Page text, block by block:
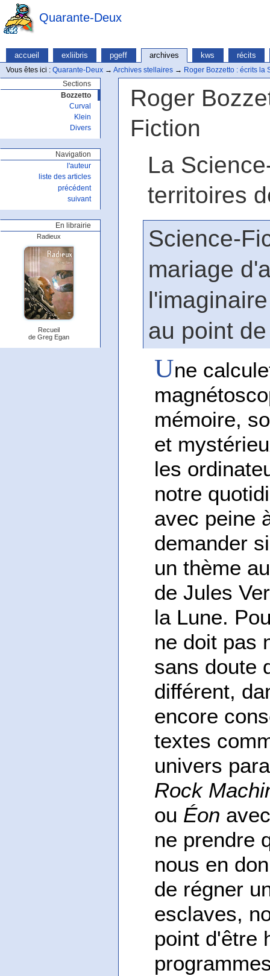
Quarante-Deux
accueil exliibris pgeff archives kws récits
Vous êtes ici : Quarante-Deux → Archives stellaires → Roger Bozzetto : écrits la
Sections
Bozzetto
Curval
Klein
Divers
Navigation
l'auteur
liste des articles
précédent
suivant
En librairie
Radieux
Recueil
de Greg Egan
Roger
Fiction
La
territoires
Science-
mariage
au point
Une
mémoire,
et
les
notre
avec peine
demander
un thème
de Jules
la Lune.
ne doit pas
sans doute
différent,
encore
textes
univers
Rock
ou Éon
ne prendre
nous en
de régner
esclaves,
point d'être